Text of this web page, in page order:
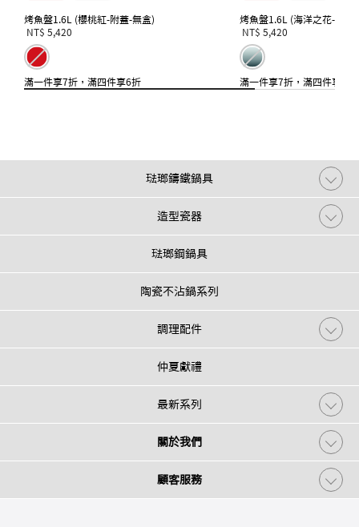
烤魚盤1.6L (櫻桃紅-附蓋-無盒)
NT$ 5,420
滿一件享7折，滿四件享6折
烤魚盤1.6L (海洋之花-附蓋
NT$ 5,420
滿一件享7折，滿四件享6折
琺瑯鑄鐵鍋具
造型瓷器
琺瑯鋼鍋具
陶瓷不沾鍋系列
調理配件
仲夏獻禮
最新系列
關於我們
顧客服務